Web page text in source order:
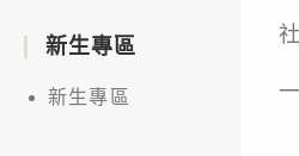
新生專區
新生專區